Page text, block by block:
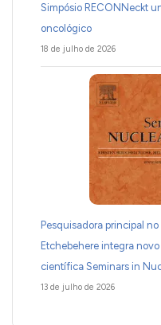
Simpósio RECONNeckt
oncológico
18 de julho de 2026
Pesquisadora principal
Etchebehere integra
científica Seminars in
13 de julho de 2026